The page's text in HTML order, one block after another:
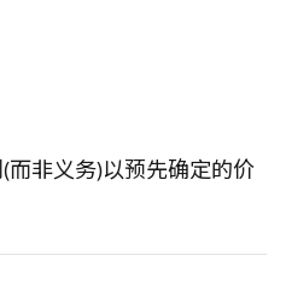
非义务)以预先确定的价